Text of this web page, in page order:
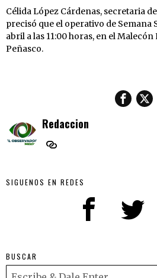
Célida López Cárdenas, secretaria
precisó que el operativo de Semana
abril a las 11:00 horas, en el
Peñasco.
Redaccion
SIGUENOS EN REDES
BUSCAR